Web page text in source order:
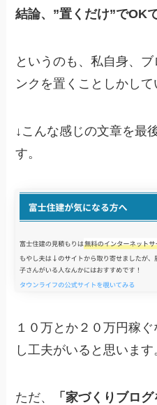
結論、”置くだけ”でOKで
というのも、私自身、
ンクを置くことしかして
↓こんな感じの文章を最
す。
１０万とか２０万円稼
し工夫がいると思います
ただ、
「家づくりブロ